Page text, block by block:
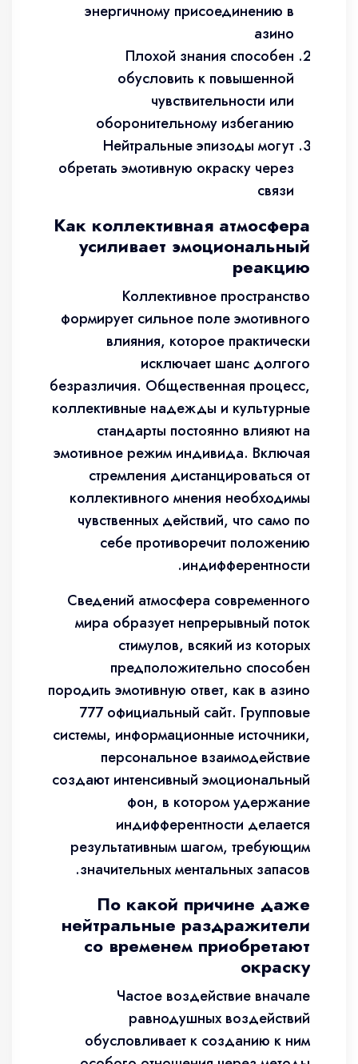
энергичному присоединению в
азино
Плохой знания способен
обусловить к повышенной
чувствительности или
оборонительному избеганию
Нейтральные эпизоды могут
обретать эмотивную окраску через
связи
Как коллективная атмосфера
усиливает эмоциональный
реакцию
Коллективное пространство
формирует сильное поле эмотивного
влияния, которое практически
исключает шанс долгого
безразличия. Общественная процесс,
коллективные надежды и культурные
стандарты постоянно влияют на
эмотивное режим индивида. Включая
стремления дистанцироваться от
коллективного мнения необходимы
чувственных действий, что само по
себе противоречит положению
индифферентности.
Сведений атмосфера современного
мира образует непрерывный поток
стимулов, всякий из которых
предположительно способен
породить эмотивную ответ, как в азино
777 официальный сайт. Групповые
системы, информационные источники,
персональное взаимодействие
создают интенсивный эмоциональный
фон, в котором удержание
индифферентности делается
результативным шагом, требующим
значительных ментальных запасов.
По какой причине даже
нейтральные раздражители
со временем приобретают
окраску
Частое воздействие вначале
равнодушных воздействий
обусловливает к созданию к ним